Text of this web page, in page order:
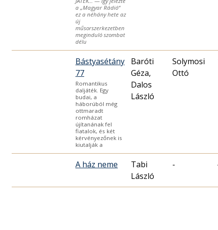
a „Magyar Rádió“
ez a néhány hete az
új
műsorszerkezetben
meginduló szombat
délu
Bástyasétány
77
Romantikus
daljáték. Egy
budai, a
háborúból még
ottmaradt
romházat
újítanának fel
fiatalok, és két
kérvényezőnek is
kiutalják a
Baróti
Géza,
Dalos
László
Solymosi
Ottó
A ház neme
Tabi
László
-